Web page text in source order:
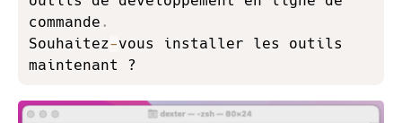
commande .
Souhaitez-vous installer les outils
maintenant ?